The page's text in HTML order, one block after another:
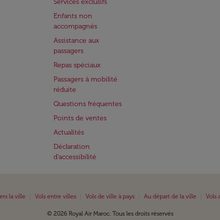
Services exclusifs
Enfants non
accompagnés
Assistance aux
passagers
Repas spéciaux
Passagers à mobilité
réduite
Questions fréquentes
Points de ventes
Actualités
Déclaration
d’accessibilité
la ville Vols entre villes Vols de ville à pays Au départ de la ville Vols
© 2026 Royal Air Maroc. Tous les droits réservés